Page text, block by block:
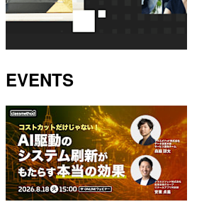
EVENTS